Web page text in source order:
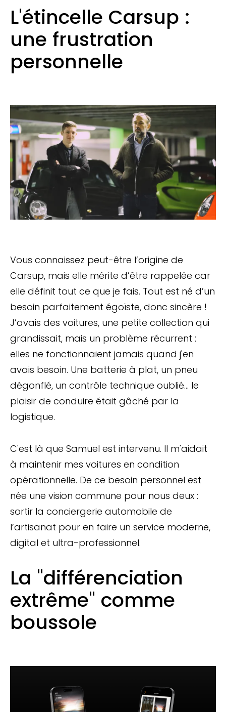
L'étincelle Carsup :
une frustration
personnelle
Vous connaissez peut-être l’origine de
Carsup, mais elle mérite d’être rappelée car
elle définit tout ce que je fais. Tout est né d’un
besoin parfaitement égoïste, donc sincère !
J’avais des voitures, une petite collection qui
grandissait, mais un problème récurrent :
elles ne fonctionnaient jamais quand j'en
avais besoin. Une batterie à plat, un pneu
dégonflé, un contrôle technique oublié... le
plaisir de conduire était gâché par la
logistique.
C'est là que Samuel est intervenu. Il m'aidait
à maintenir mes voitures en condition
opérationnelle. De ce besoin personnel est
née une vision commune pour nous deux :
sortir la conciergerie automobile de
l’artisanat pour en faire un service moderne,
digital et ultra-professionnel.
La "différenciation
extrême" comme
boussole